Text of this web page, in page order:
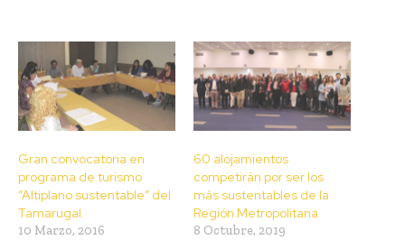
Gran convocatoria en
programa de turismo
“Altiplano sustentable” del
Tamarugal
10 Marzo, 2016
60 alojamientos
competirán por ser los
más sustentables de la
Región Metropolitana
8 Octubre, 2019